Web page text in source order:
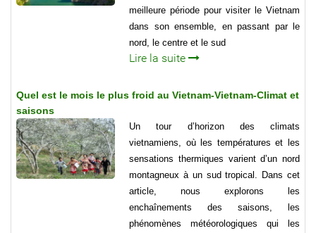
meilleure période pour visiter le Vietnam
dans son ensemble, en passant par le
nord, le centre et le sud
Lire la suite
Quel est le mois le plus froid au Vietnam-Vietnam-Climat et
saisons
Un tour d’horizon des climats
vietnamiens, où les températures et les
sensations thermiques varient d’un nord
montagneux à un sud tropical. Dans cet
article, nous explorons les
enchaînements des saisons, les
phénomènes météorologiques qui les